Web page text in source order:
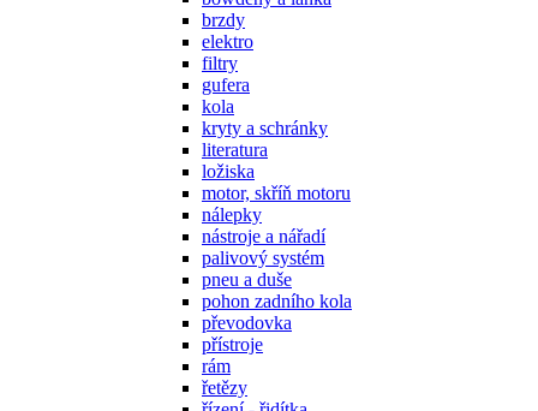
brzdy
elektro
filtry
gufera
kola
kryty a schránky
literatura
ložiska
motor, skříň motoru
nálepky
nástroje a nářadí
palivový systém
pneu a duše
pohon zadního kola
převodovka
přístroje
rám
řetězy